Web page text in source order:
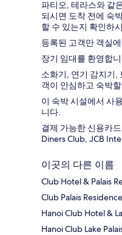
파티오, 테라스와 같
되시면 도착 전에 숙
할 수 있는지 확인하
등록된 고객만 객실
장기 임대를 환영합
소화기, 연기 감지기,
객이 안심하고 숙박
이 숙박 시설에서 사
니다.
결제 가능한 신용카
Diners Club, JCB
이곳의 다른 이름
Club Hotel & Palais
Club Palais
Hanoi Club Hotel &
Hanoi Club Lake